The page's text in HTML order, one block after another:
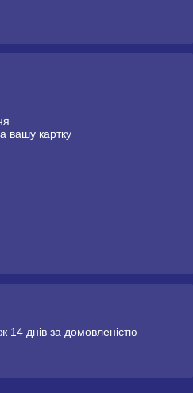
вашу картку
14 днів за домовленістю